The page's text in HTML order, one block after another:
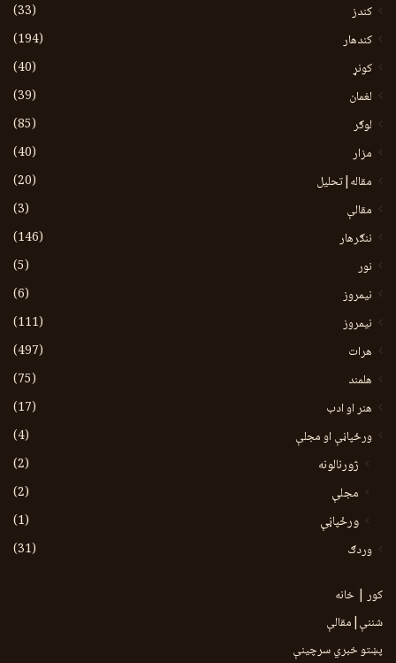
کندز
(33)
کندهار
(194)
کونړ
(40)
لغمان
(39)
لوګر
(85)
مزار
(40)
مقاله|تحلیل
(20)
مقالې
(3)
ننګرهار
(146)
نور
(5)
نيمروز
(6)
نیمروز
(111)
هرات
(497)
هلمند
(75)
هنر او ادب
(17)
ورځپاڼې او مجلې
(4)
ژورنالونه
(2)
مجلې
(2)
ورځپاڼې
(1)
وردګ
(31)
کور | خانه
شننې|مقالې
پښتو خبري سرچينې